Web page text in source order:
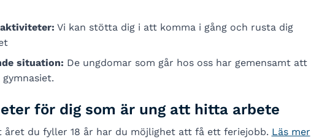
Vi kan stötta dig i att komma i gång och rusta dig
situation: De ungdomar som går hos oss har gemensamt att
för dig som är ung att hitta arbete
året du fyller 18 år har du möjlighet att få ett feriejobb. Läs mer